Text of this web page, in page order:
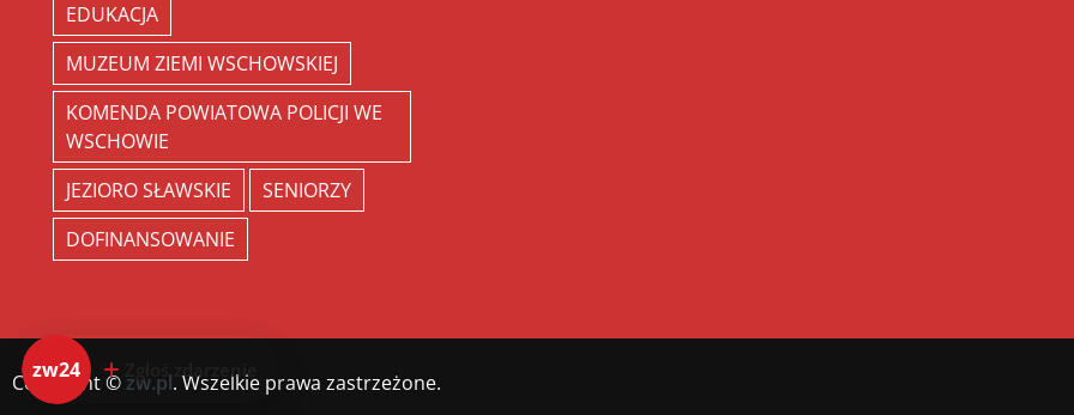
EDUKACJA
MUZEUM ZIEMI WSCHOWSKIEJ
KOMENDA POWIATOWA POLICJI WE
WSCHOWIE
JEZIORO SŁAWSKIE
SENIORZY
DOFINANSOWANIE
Copyright © zw.pl. Wszelkie prawa zastrzeżone.
zw24 Zgłoś zdarzenie